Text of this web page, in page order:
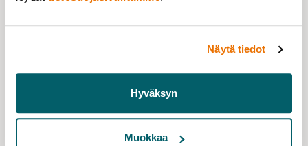
Näytä tiedot
Hyväksyn
Muokkaa
Acatiimi on kolmen julkaisijaliiton, Tieteentekijöiden,
Professoriliiton ja YLL:in jäsenlehti. Vuonna 2022
lehdestä ilmestyy viisi 56-62-sivuista numeroa.